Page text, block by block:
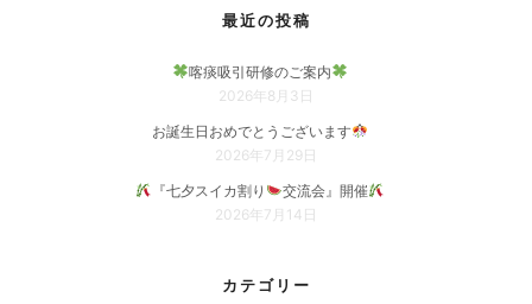
最近の投稿
喀痰吸引研修のご案内
2026年8月3日
お誕生日おめでとうございます
2026年7月29日
『七夕スイカ割り
交流会』開催
2026年7月14日
カテゴリー